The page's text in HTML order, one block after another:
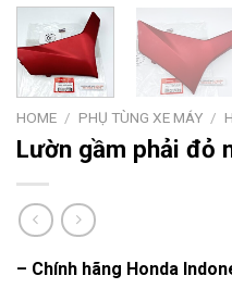
HOME / PHỤ TÙNG XE MÁY /
Lườn gầm phải đỏ
– Chính hãng Honda